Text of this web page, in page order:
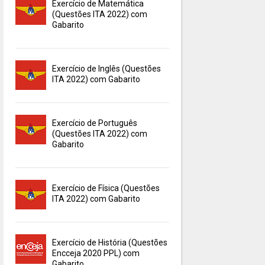
Exercício de Matemática
(Questões ITA 2022) com
Gabarito
Exercício de Inglês (Questões
ITA 2022) com Gabarito
Exercício de Português
(Questões ITA 2022) com
Gabarito
Exercício de Física (Questões
ITA 2022) com Gabarito
Exercício de História (Questões
Encceja 2020 PPL) com